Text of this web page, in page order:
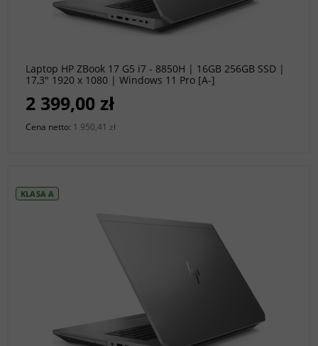
Laptop HP ZBook 17 G5 i7 - 8850H | 16GB 256GB SSD |
17,3" 1920 x 1080 | Windows 11 Pro [A-]
2 399,00 zł
Cena netto: 1 950,41 zł
do koszyka
KLASA A